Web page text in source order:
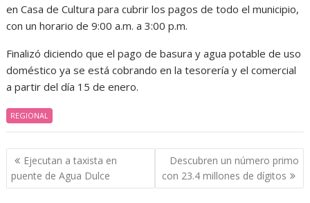
en Casa de Cultura para cubrir los pagos de todo el municipio,
con un horario de 9:00 a.m. a 3:00 p.m.
Finalizó diciendo que el pago de basura y agua potable de uso
doméstico ya se está cobrando en la tesorería y el comercial
a partir del día 15 de enero.
REGIONAL
Navegación
de
entradas
Ejecutan a taxista en
puente de Agua Dulce
Descubren un número primo
con 23.4 millones de dígitos